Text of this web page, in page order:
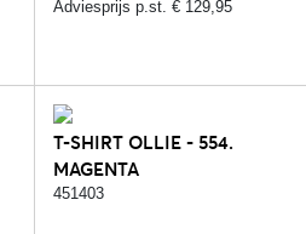
Adviesprijs p.st. € 129,95
T-SHIRT OLLIE - 554.
MAGENTA
451403